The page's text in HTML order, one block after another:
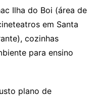
Ilha do Boi (área de
em Santa
cozinhas
para ensino
plano de